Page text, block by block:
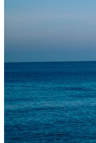
Impressum
Suche
TAG CLOUD